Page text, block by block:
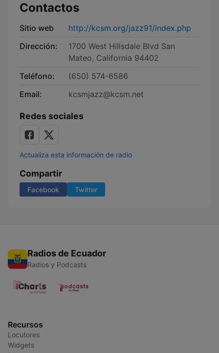
Contactos
Sitio web
http://kcsm.org/jazz91/index.php
Dirección:
1700 West Hillsdale Blvd San
Mateo, California 94402
Teléfono:
(650) 574-6586
Email:
kcsmjazz@kcsm.net
Redes sociales
Actualiza esta información de radio
Compartir
Facebook Twitter
Radios de Ecuador
Radios y Podcasts
Recursos
Locutores
Widgets